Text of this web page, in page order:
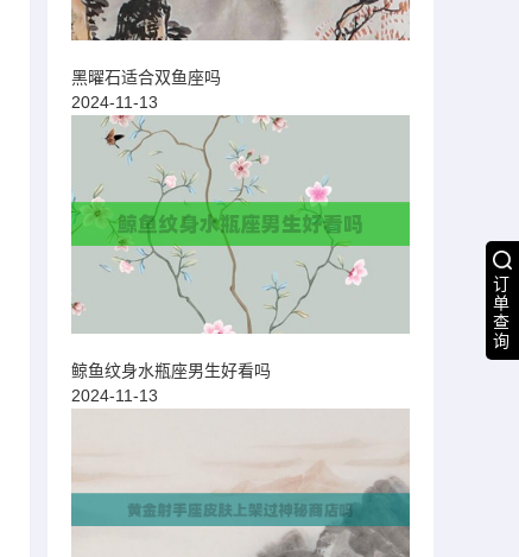
订
单
查
询
黑曜石适合双鱼座吗
2024-11-13
鲸鱼纹身水瓶座男生好看吗
2024-11-13